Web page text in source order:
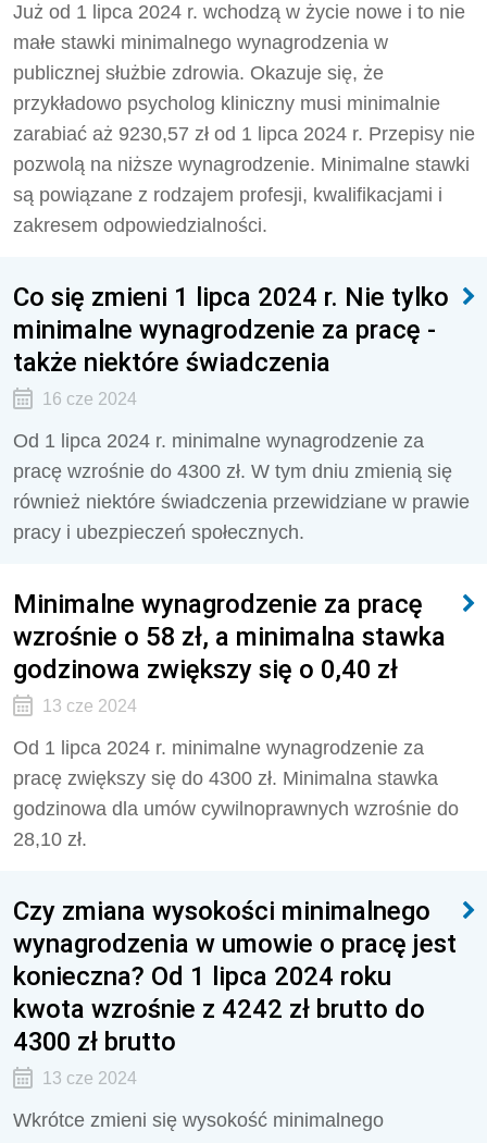
Już od 1 lipca 2024 r. wchodzą w życie nowe i to nie
małe stawki minimalnego wynagrodzenia w
publicznej służbie zdrowia. Okazuje się, że
przykładowo psycholog kliniczny musi minimalnie
zarabiać aż 9230,57 zł od 1 lipca 2024 r. Przepisy nie
pozwolą na niższe wynagrodzenie. Minimalne stawki
są powiązane z rodzajem profesji, kwalifikacjami i
zakresem odpowiedzialności.
Co się zmieni 1 lipca 2024 r. Nie tylko
minimalne wynagrodzenie za pracę -
także niektóre świadczenia
16 cze 2024
Od 1 lipca 2024 r. minimalne wynagrodzenie za
pracę wzrośnie do 4300 zł. W tym dniu zmienią się
również niektóre świadczenia przewidziane w prawie
pracy i ubezpieczeń społecznych.
Minimalne wynagrodzenie za pracę
wzrośnie o 58 zł, a minimalna stawka
godzinowa zwiększy się o 0,40 zł
13 cze 2024
Od 1 lipca 2024 r. minimalne wynagrodzenie za
pracę zwiększy się do 4300 zł. Minimalna stawka
godzinowa dla umów cywilnoprawnych wzrośnie do
28,10 zł.
Czy zmiana wysokości minimalnego
wynagrodzenia w umowie o pracę jest
konieczna? Od 1 lipca 2024 roku
kwota wzrośnie z 4242 zł brutto do
4300 zł brutto
13 cze 2024
Wkrótce zmieni się wysokość minimalnego